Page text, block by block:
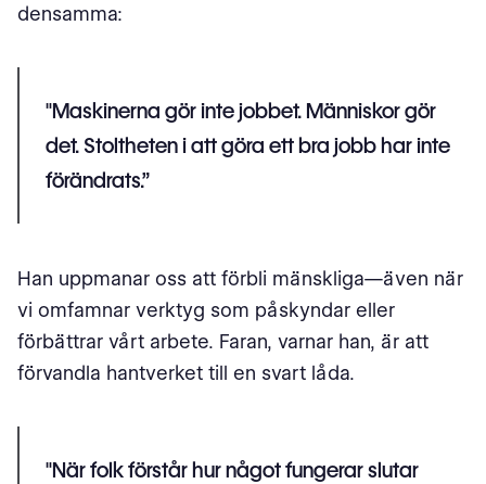
densamma:
"Maskinerna gör inte jobbet. Människor gör
det. Stoltheten i att göra ett bra jobb har inte
förändrats.”
Han uppmanar oss att förbli mänskliga—även när
vi omfamnar verktyg som påskyndar eller
förbättrar vårt arbete. Faran, varnar han, är att
förvandla hantverket till en svart låda.
"När folk förstår hur något fungerar slutar